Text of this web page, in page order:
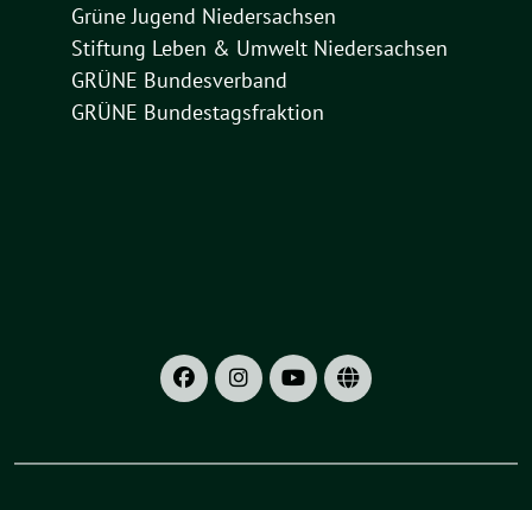
Grüne Jugend Niedersachsen
Stiftung Leben & Umwelt Niedersachsen
GRÜNE Bundesverband
GRÜNE Bundestagsfraktion